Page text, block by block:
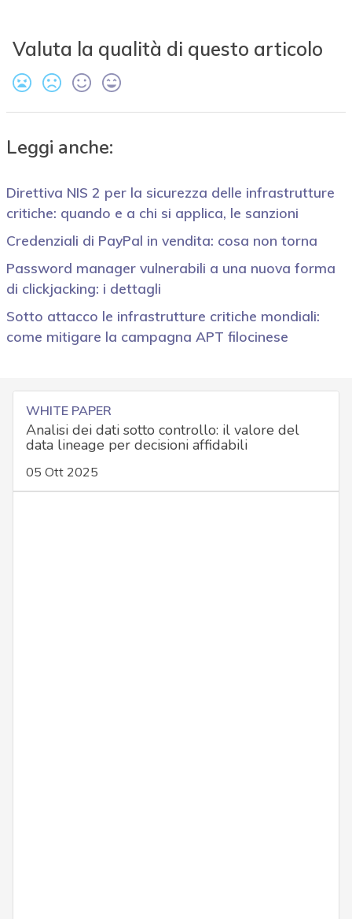
Valuta la qualità di questo articolo
Leggi anche:
Direttiva NIS 2 per la sicurezza delle infrastrutture
critiche: quando e a chi si applica, le sanzioni
Credenziali di PayPal in vendita: cosa non torna
Password manager vulnerabili a una nuova forma
di clickjacking: i dettagli
Sotto attacco le infrastrutture critiche mondiali:
come mitigare la campagna APT filocinese
WHITE PAPER
Analisi dei dati sotto controllo: il valore del
data lineage per decisioni affidabili
05 Ott 2025